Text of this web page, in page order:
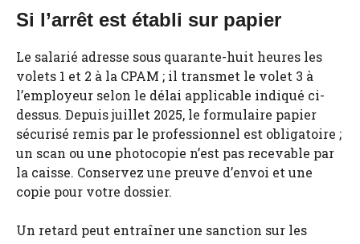
Si l’arrêt est établi sur papier
Le salarié adresse sous quarante-huit heures les
volets 1 et 2 à la CPAM ; il transmet le volet 3 à
l’employeur selon le délai applicable indiqué ci-
dessus. Depuis juillet 2025, le formulaire papier
sécurisé remis par le professionnel est obligatoire ;
un scan ou une photocopie n’est pas recevable par
la caisse. Conservez une preuve d’envoi et une
copie pour votre dossier.
Un retard peut entraîner une sanction sur les